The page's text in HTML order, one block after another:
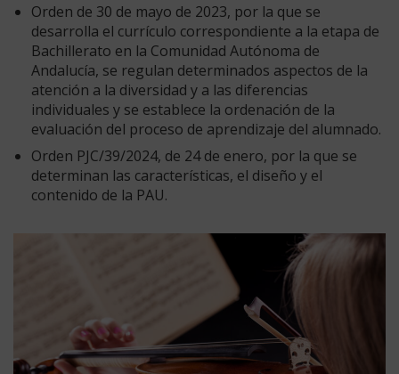
Orden de 30 de mayo de 2023, por la que se
desarrolla el currículo correspondiente a la etapa de
Bachillerato en la Comunidad Autónoma de
Andalucía, se regulan determinados aspectos de la
atención a la diversidad y a las diferencias
individuales y se establece la ordenación de la
evaluación del proceso de aprendizaje del alumnado.
Orden PJC/39/2024, de 24 de enero, por la que se
determinan las características, el diseño y el
contenido de la PAU.